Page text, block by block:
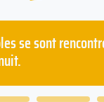
Les français
la gueule de bois